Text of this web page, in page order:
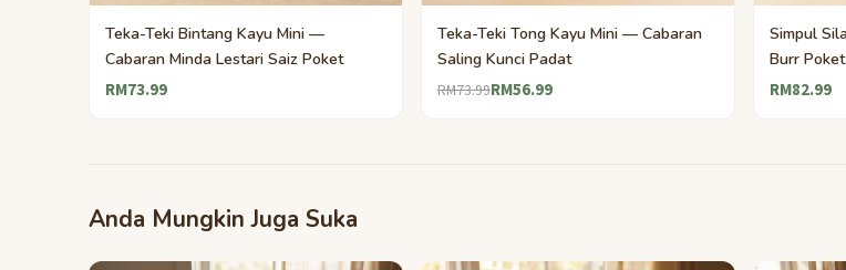
Teka-Teki Bintang Kayu Mini —
Cabaran Minda Lestari Saiz Poket
RM73.99
Teka-Teki Tong Kayu Mini — Cabaran
Saling Kunci Padat
RM73.99RM56.99
Simpul
Burr
RM82.99
Anda Mungkin Juga Suka